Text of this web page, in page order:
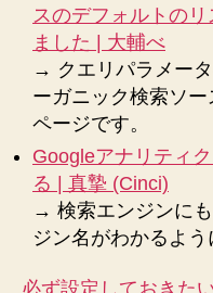
スのデフォルトの
ました | 大輔べ
→ クエリパラメー
ーガニック検索ソ
ページです。
Googleアナリティ
る | 真摯 (Cinci)
→ 検索エンジンに
ジン名がわかるよ
必ず設定しておきた